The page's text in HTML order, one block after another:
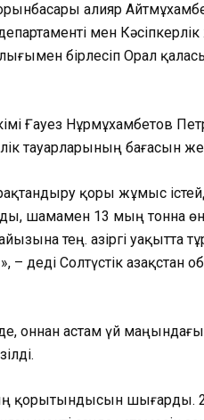
Қалияр
мен
бірлесіп Орал
Ғауез Нұрмұхамбетов
тауарларының бағасын
қоры жұмыс
шамамен 13 мың тонна
тең. Қазіргі уақытта
Солтүстік Қазақстан
оннан астам үй
қорытындысын шығарды.